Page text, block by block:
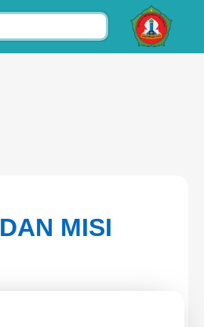
MISI